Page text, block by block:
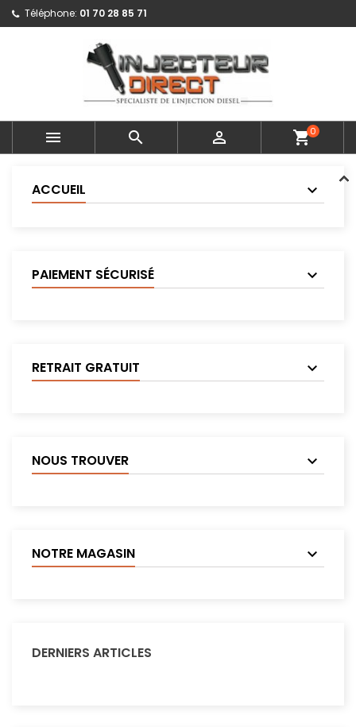
Téléphone: 01 70 28 85 71
   shopping_cart0
ACCUEIL
PAIEMENT SÉCURISÉ
RETRAIT GRATUIT
NOUS TROUVER
NOTRE MAGASIN
DERNIERS ARTICLES